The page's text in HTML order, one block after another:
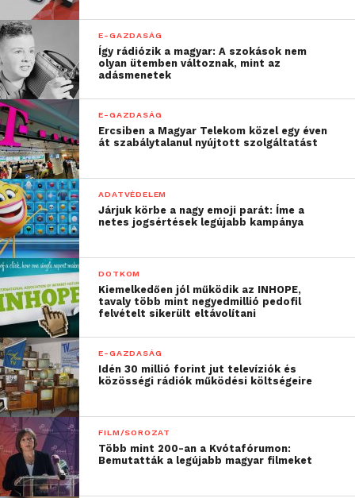
E-GAZDASÁG
Így rádiózik a magyar: A szokások nem
olyan ütemben változnak, mint az
adásmenetek
E-GAZDASÁG
Ercsiben a Magyar Telekom közel egy éven
át szabálytalanul nyújtott szolgáltatást
ADATVÉDELEM
Járjuk körbe a nagy emoji parát: Íme a
netes jogsértések legújabb kampánya
DOTKOM
Kiemelkedően jól működik az INHOPE,
tavaly több mint negyedmillió pedofil
felvételt sikerült eltávolítani
E-GAZDASÁG
Idén 30 millió forint jut televíziók és
közösségi rádiók működési költségeire
FILM/SOROZAT
Több mint 200-an a Kvótafórumon:
Bemutatták a legújabb magyar filmeket